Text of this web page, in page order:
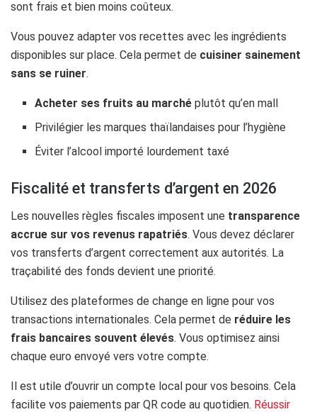
sont frais et bien moins coûteux.
Vous pouvez adapter vos recettes avec les ingrédients
disponibles sur place. Cela permet de cuisiner sainement
sans se ruiner.
Acheter ses fruits au marché plutôt qu’en mall
Privilégier les marques thaïlandaises pour l’hygiène
Éviter l’alcool importé lourdement taxé
Fiscalité et transferts d’argent en 2026
Les nouvelles règles fiscales imposent une transparence
accrue sur vos revenus rapatriés. Vous devez déclarer
vos transferts d’argent correctement aux autorités. La
traçabilité des fonds devient une priorité.
Utilisez des plateformes de change en ligne pour vos
transactions internationales. Cela permet de réduire les
frais bancaires souvent élevés. Vous optimisez ainsi
chaque euro envoyé vers votre compte.
Il est utile d’ouvrir un compte local pour vos besoins. Cela
facilite vos paiements par QR code au quotidien. Réussir